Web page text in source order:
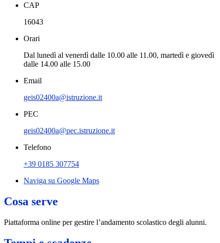
CAP
16043
Orari
Dal lunedì al venerdì dalle 10.00 alle 11.00, martedì e giovedì
dalle 14.00 alle 15.00
Email
geis02400a@istruzione.it
PEC
geis02400a@pec.istruzione.it
Telefono
+39 0185 307754
Naviga su Google Maps
Cosa serve
Piattaforma online per gestire l’andamento scolastico degli alunni.